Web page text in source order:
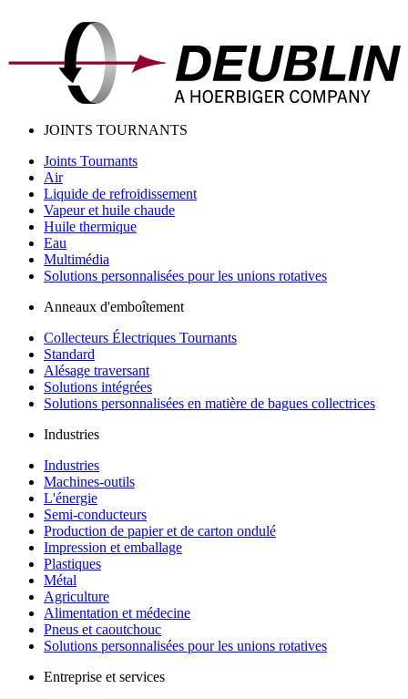
JOINTS TOURNANTS
Joints Tournants
Air
Liquide de refroidissement
Vapeur et huile chaude
Huile thermique
Eau
Multimédia
Solutions personnalisées pour les unions rotatives
Anneaux d'emboîtement
Collecteurs Électriques Tournants
Standard
Alésage traversant
Solutions intégrées
Solutions personnalisées en matière de bagues collectrices
Industries
Industries
Machines-outils
L'énergie
Semi-conducteurs
Production de papier et de carton ondulé
Impression et emballage
Plastiques
Métal
Agriculture
Alimentation et médecine
Pneus et caoutchouc
Solutions personnalisées pour les unions rotatives
Entreprise et services